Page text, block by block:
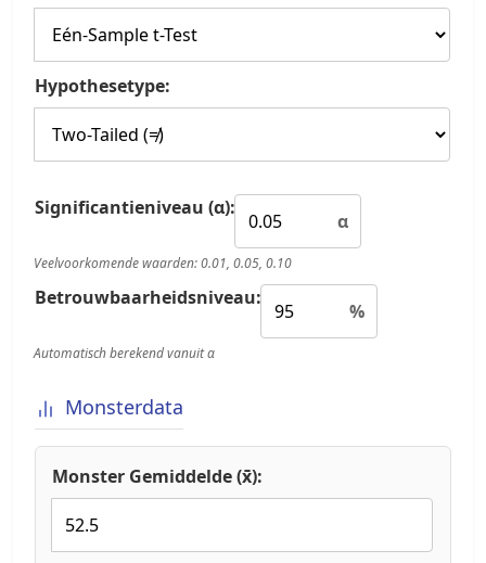
Hypothesetype:
Significantieniveau (α):
α
Veelvoorkomende waarden: 0.01, 0.05, 0.10
Betrouwbaarheidsniveau:
%
Automatisch berekend vanuit α
Monsterdata
Monster Gemiddelde (x̄):